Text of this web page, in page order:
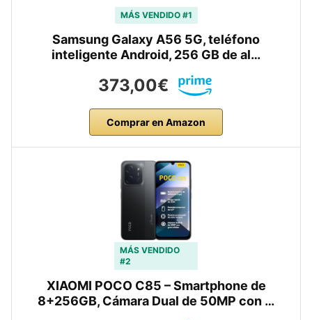
MÁS VENDIDO #1
Samsung Galaxy A56 5G, teléfono
inteligente Android, 256 GB de al…
373,00€
Comprar en Amazon
MÁS VENDIDO
#2
XIAOMI POCO C85 – Smartphone de
8+256GB, Cámara Dual de 50MP con …